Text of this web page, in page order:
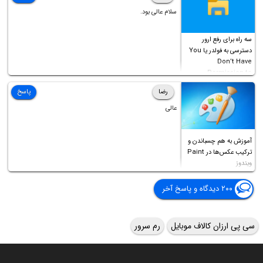
سه راه برای رفع ارور
دسترسی به فولدر یا You
Don’t Have
Permission to
Access this folder
سلام عالی بود.
آموزش به هم چسباندن و
ترکیب عکس‌ها در Paint
ویندوز
رضا
عالی
پاسخ
۲۰۰ دیدگاه و پاسخ آخر
سی پی ارزان کالاف موبایل رم سرور